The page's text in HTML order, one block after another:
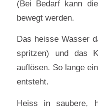
(Bei Bedarf kann
bewegt werden.
Das heisse Wasser
spritzen) und das
auflösen. So lange
entsteht.
Heiss in saubere,